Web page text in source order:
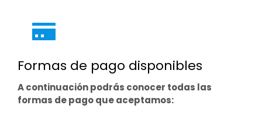
Formas de pago disponibles
A continuación podrás conocer todas las
formas de pago que aceptamos: